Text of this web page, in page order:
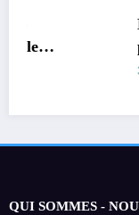
Les
plainte
QUI SOMMES -